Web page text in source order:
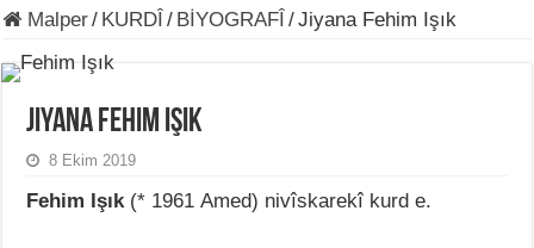
Malper/ KURDÎ / BİYOGRAFÎ /Jiyana Fehim Işık
Jiyana Fehim Işık
8 Ekim 2019
Fehim Işık(* 1961 Amed) nivîskarekî kurd e.